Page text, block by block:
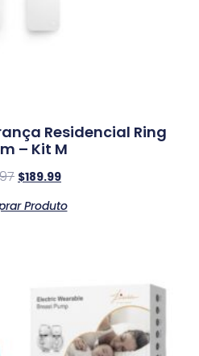
Residencial Ring
– Kit M
$189.99
Produto